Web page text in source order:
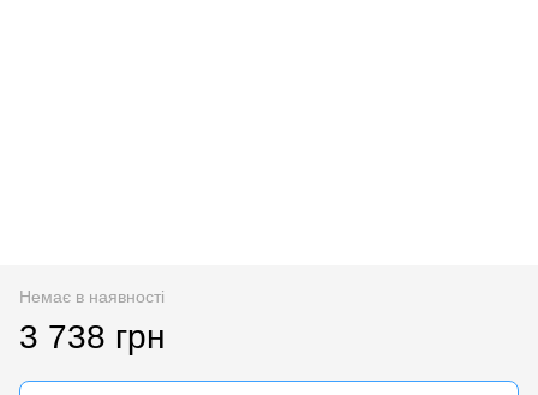
Немає в наявності
3 738 грн